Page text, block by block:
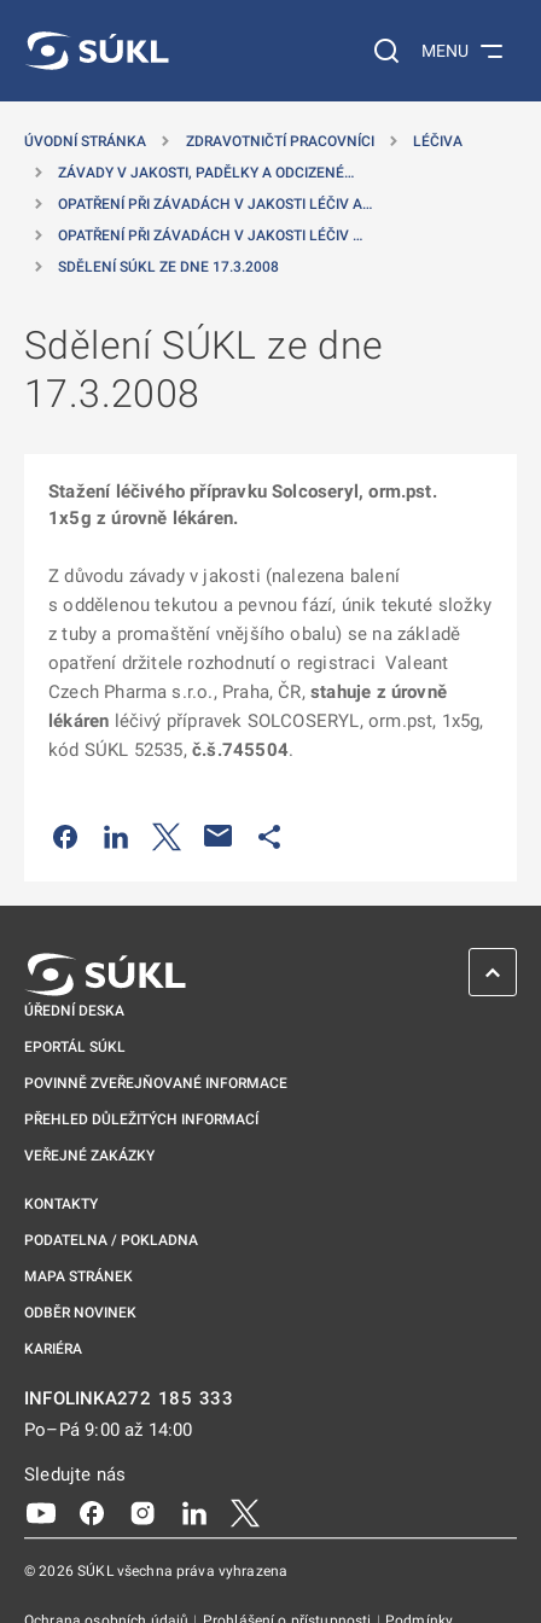
Vyhledávání na
MENU
ÚVODNÍ STRÁNKA ZDRAVOTNIČTÍ PRACOVNÍCI
LÉČIVA
ZÁVADY V JAKOSTI, PADĚLKY A ODCIZENÉ…
OPATŘENÍ PŘI ZÁVADÁCH V JAKOSTI LÉČIV A…
OPATŘENÍ PŘI ZÁVADÁCH V JAKOSTI LÉČIV …
SDĚLENÍ SÚKL ZE DNE 17.3.2008
Sdělení SÚKL ze dne
17.3.2008
Stažení léčivého přípravku Solcoseryl, orm.pst.
1x5g z úrovně lékáren.
Z důvodu závady v jakosti (nalezena balení
s oddělenou tekutou a pevnou fází, únik tekuté složky
z tuby a promaštění vnějšího obalu) se na základě
opatření držitele rozhodnutí o registraci Valeant
Czech Pharma s.r.o., Praha, ČR, stahuje z úrovně
lékáren léčivý přípravek SOLCOSERYL, orm.pst, 1x5g,
kód SÚKL 52535, č.š.745504.
Odkaz se otevře na nové kartě
Odkaz se otevře na nové kartě
Odkaz se otevře na nové kartě
ÚŘEDNÍ DESKA
EPORTÁL SÚKL
POVINNĚ ZVEŘEJŇOVANÉ INFORMACE
PŘEHLED DŮLEŽITÝCH INFORMACÍ
VEŘEJNÉ ZAKÁZKY
KONTAKTY
PODATELNA / POKLADNA
MAPA STRÁNEK
ODBĚR NOVINEK
KARIÉRA
INFOLINKA272 185 333
Po–Pá 9:00 až 14:00
Sledujte nás
Odkaz se otevře na nové kartě
Odkaz se otevře na nové kartě
Odkaz se otevře na nové kartě
Odkaz se otevře na nové kartě
© 2026 SÚKL všechna práva vyhrazena
ZPĚT